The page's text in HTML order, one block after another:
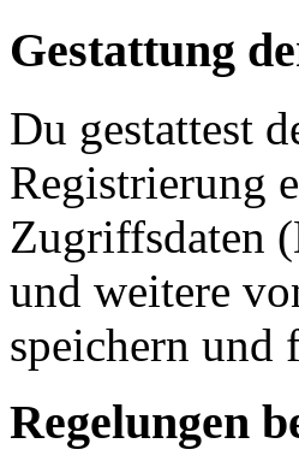
Gestattung
Du gestattest
Registrierung
Zugriffsdaten
und weitere
speichern und
Regelungen